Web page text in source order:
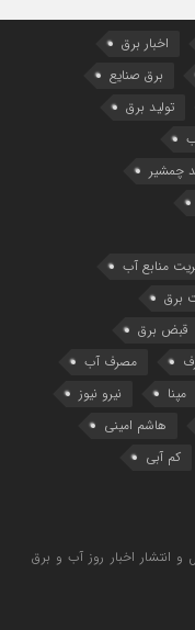
اخبار برق
برق صنایع
تولید برق
چمشیر
منابع آب
برق
قبض برق
مصرف آب
مپنا
نیرو نیوز
هاشم امینی
کم آبی
و انتشار اخبار روز آب و برق